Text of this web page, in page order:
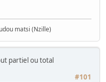
matsi (Nzille)
partiel ou total
#101